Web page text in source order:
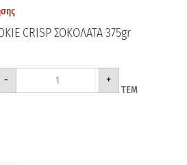
CRISP ΣΟΚΟΛΑΤΑ 375gr
-
NESTLE
CRISP
+
ΤΕΜ